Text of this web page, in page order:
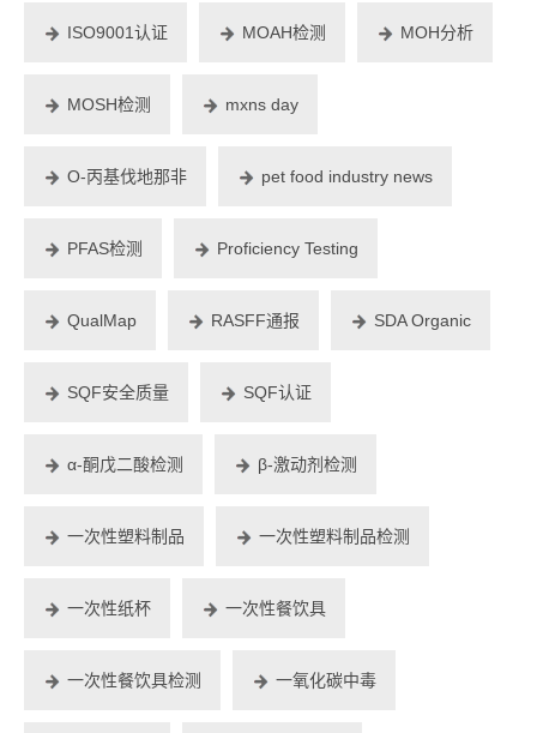
ISO9001认证 MOAH检测 MOH分析
MOSH检测 mxns day
O-丙基伐地那非 pet food industry news
PFAS检测 Proficiency Testing
QualMap RASFF通报 SDA Organic
SQF安全质量 SQF认证
α-酮戊二酸检测 β-激动剂检测
一次性塑料制品 一次性塑料制品检测
一次性纸杯 一次性餐饮具
一次性餐饮具检测 一氧化碳中毒